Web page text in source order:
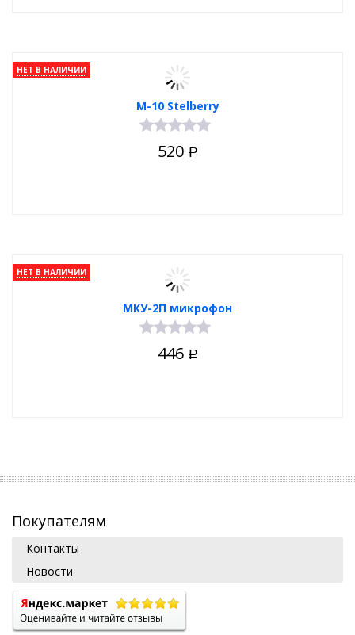
М-10 Stelberry
НЕТ В НАЛИЧИИ
520 Р
МКУ-2П микрофон
НЕТ В НАЛИЧИИ
446 Р
Покупателям
Контакты
Новости